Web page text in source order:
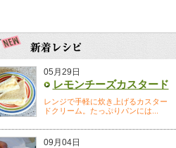
05月29日
レモンチーズカスタード
レンジで手軽に炊き上げるカスター
ドクリーム。たっぷりパンには...
09月04日